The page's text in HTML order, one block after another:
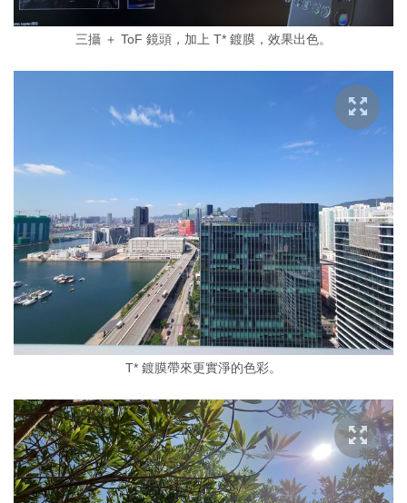
三攝 ＋ ToF 鏡頭，加上 T* 鍍膜，效果出色。
T* 鍍膜帶來更實淨的色彩。